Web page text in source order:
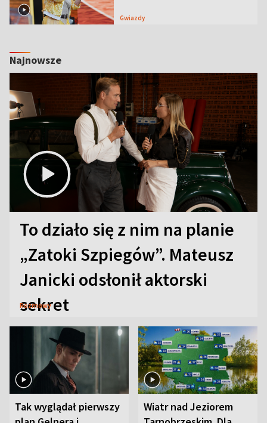
Gwiazdy
Najnowsze
To działo się z nim na planie
„Zatoki Szpiegów”. Mateusz
Janicki odsłonił aktorski
sekret
Rozmowy
Tak wyglądał pierwszy
Wiatr nad Jeziorem